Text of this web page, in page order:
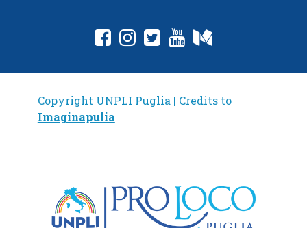
fab fa-facebook-square
fab fa-instagram
fab fa-twitter-square
fab fa-youtube
Copyright UNPLI Puglia | Credits to
Imaginapulia